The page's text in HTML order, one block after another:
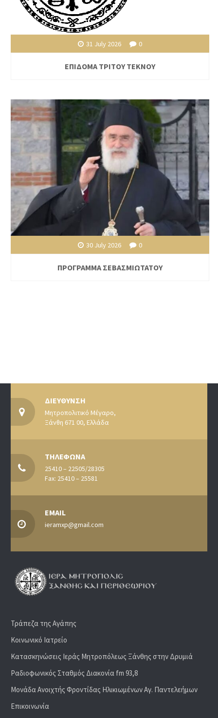
31 July 2026 0
ΕΠΙΔΟΜΑ ΤΡΙΤΟΥ ΤΕΚΝΟΥ
30 July 2026 0
ΠΡΟΓΡΑΜΜΑ ΣΕΒΑΣΜΙΩΤΑΤΟΥ
ΔΙΕΥΘΥΝΣΗ
Μητροπολιτικό Μέγαρο,
Ξάνθη 671 00, Ελλάδα
ΤΗΛΕΦΩΝΑ
25410 – 22505/28305
Fax: 25410 – 25581
EMAIL
ieramxp@gmail.com
Τράπεζα της Αγάπης
Κοινωνικό Ιατρείο
Κατασκηνώσεις Ιεράς Μητροπόλεως Ξάνθης στην Δρυμιά
Ραδιoφωνικός Σταθμός Διακονία fm 93,8
Μονάδα Ανοιχτής Φροντίδας Ηλικιωμένων Αγ. Παντελεήμων
Επικοινωνία